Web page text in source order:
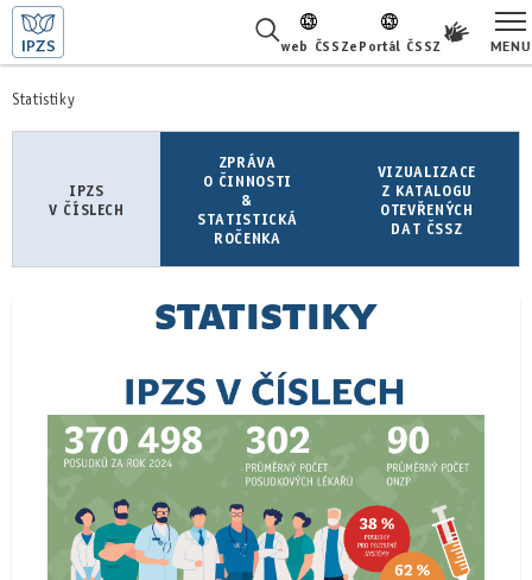
web ČSSZePortál ČSSZ MENU
ŽIVOTNÍ SITUACE
O NÁS
KARIÉRA
KONTAKTY
Statistiky
IPZS
V ČÍSLECH
ZPRÁVA
O ČINNOSTI
&
STATISTICKÁ
ROČENKA
VIZUALIZACE
Z KATALOGU
OTEVŘENÝCH
DAT ČSSZ
STATISTIKY